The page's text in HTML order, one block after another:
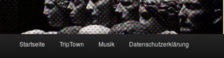
Zum
Zum
Startseite TripTown Musik Datenschutzerklärung